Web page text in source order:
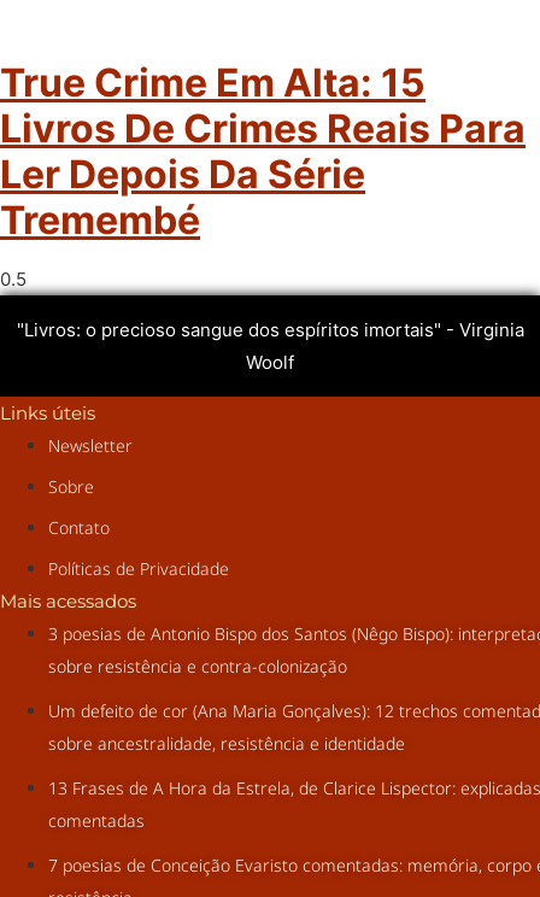
True Crime Em Alta: 15
Livros De Crimes Reais Para
Ler Depois Da Série
Tremembé
"Livros: o precioso sangue dos espíritos imortais" - Virginia
Woolf
Links úteis
Newsletter
Sobre
Contato
Políticas de Privacidade
Mais acessados
3 poesias de Antonio Bispo dos Santos (Nêgo Bispo):
sobre resistência e contra-colonização
Um defeito de cor (Ana Maria Gonçalves): 12 trechos
sobre ancestralidade, resistência e identidade
13 Frases de A Hora da Estrela, de Clarice Lispector:
comentadas
7 poesias de Conceição Evaristo comentadas: memória, corpo